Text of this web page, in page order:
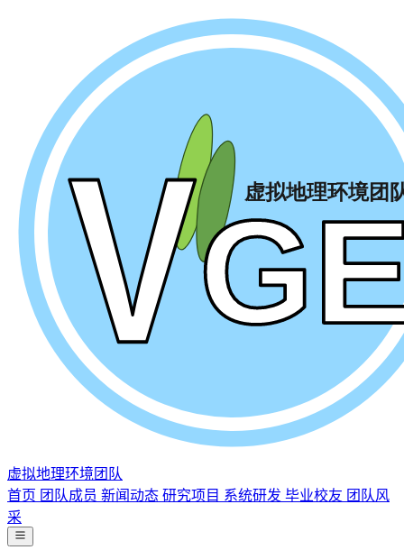
虚拟地理环境团队
首页 团队成员 新闻动态 研究项目 系统研发 毕业校友 团队风
采